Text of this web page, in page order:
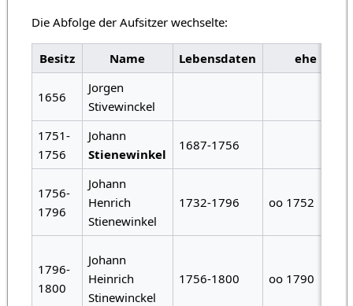
Die Abfolge der Aufsitzer wechselte:
Besitz Name Lebensdaten ehe
1656
Jorgen
Stivewinckel
1751-
1756
Johann
Stienewinkel
1687-1756
1756-
1796
Johann
Henrich
Stienewinkel
1732-1796 oo 1752
1796-
1800
Johann
Heinrich
Stinewinckel
1756-1800 oo 1790